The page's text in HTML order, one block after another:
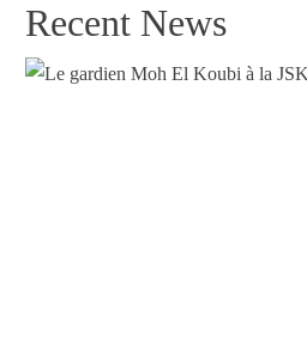
Recent News